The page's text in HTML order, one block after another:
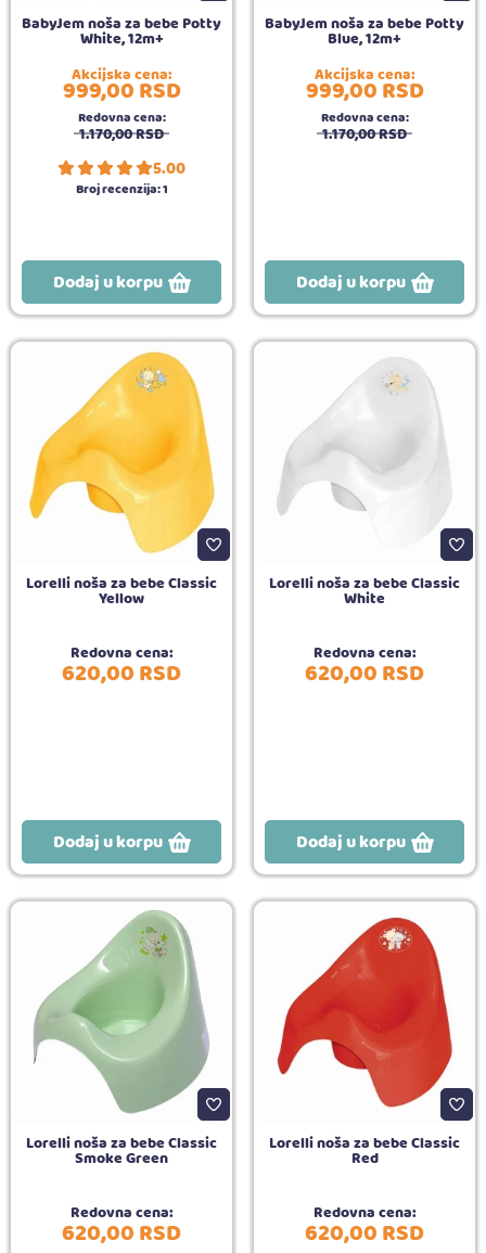
BabyJem noša za bebe Potty
White, 12m+
Akcijska cena:
999,00RSD
Redovna cena:
1.170,00RSD
5.00
Broj recenzija:1
Dodaj u korpu
BabyJem noša za bebe Potty
Blue, 12m+
Akcijska cena:
999,00RSD
Redovna cena:
1.170,00RSD
Dodaj u korpu
Lorelli noša za bebe Classic
Yellow
Redovna cena:
620,00RSD
Dodaj u korpu
Lorelli noša za bebe Classic
White
Redovna cena:
620,00RSD
Dodaj u korpu
Lorelli noša za bebe Classic
Smoke Green
Redovna cena:
620,00RSD
Lorelli noša za bebe Classic
Red
Redovna cena:
620,00RSD